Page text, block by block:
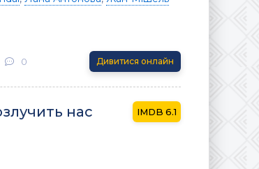
0 Дивитися онлайн
нас 6.1